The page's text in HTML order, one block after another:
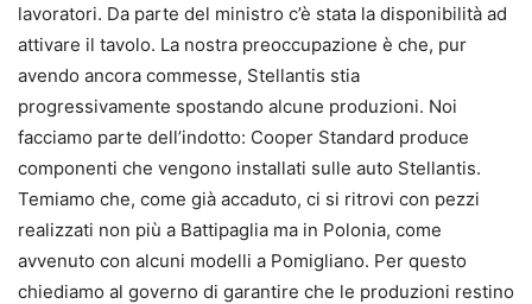
lavoratori. Da parte del ministro c’è stata la disponibilità ad
attivare il tavolo. La nostra preoccupazione è che, pur
avendo ancora commesse, Stellantis stia
progressivamente spostando alcune produzioni. Noi
facciamo parte dell’indotto: Cooper Standard produce
componenti che vengono installati sulle auto Stellantis.
Temiamo che, come già accaduto, ci si ritrovi con pezzi
realizzati non più a Battipaglia ma in Polonia, come
avvenuto con alcuni modelli a Pomigliano. Per questo
chiediamo al governo di garantire che le produzioni restino